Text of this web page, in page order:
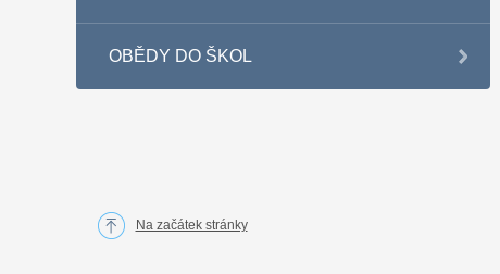
OBĚDY DO ŠKOL
Na začátek stránky